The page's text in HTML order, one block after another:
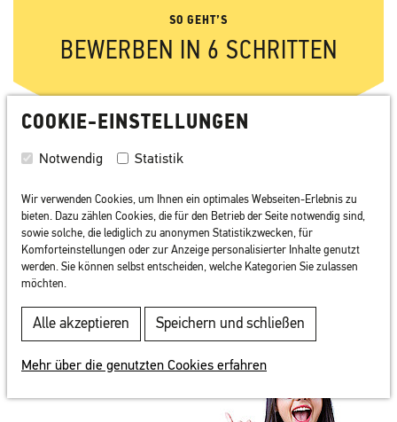
SO GEHT’S
BEWERBEN IN 6 SCHRITTEN
COOKIE-EINSTELLUNGEN
Notwendig Statistik
Wir verwenden Cookies, um Ihnen ein optimales Webseiten-Erlebnis zu
bieten. Dazu zählen Cookies, die für den Betrieb der Seite notwendig sind,
sowie solche, die lediglich zu anonymen Statistikzwecken, für
Komforteinstellungen oder zur Anzeige personalisierter Inhalte genutzt
werden. Sie können selbst entscheiden, welche Kategorien Sie zulassen
möchten.
Alle akzeptieren Speichern und schließen
Mehr über die genutzten Cookies erfahren